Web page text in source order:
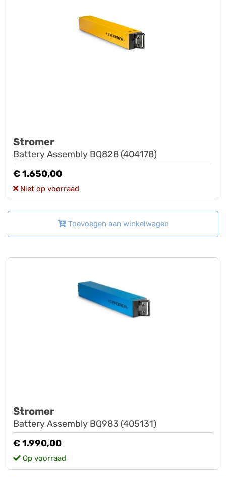
Stromer
Battery Assembly BQ828 (404178)
€ 1.650,00
Niet op voorraad
Toevoegen aan winkelwagen
Stromer
Battery Assembly BQ983 (405131)
€ 1.990,00
Op voorraad